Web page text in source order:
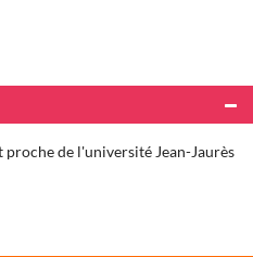
de l'université Jean-Jaurès